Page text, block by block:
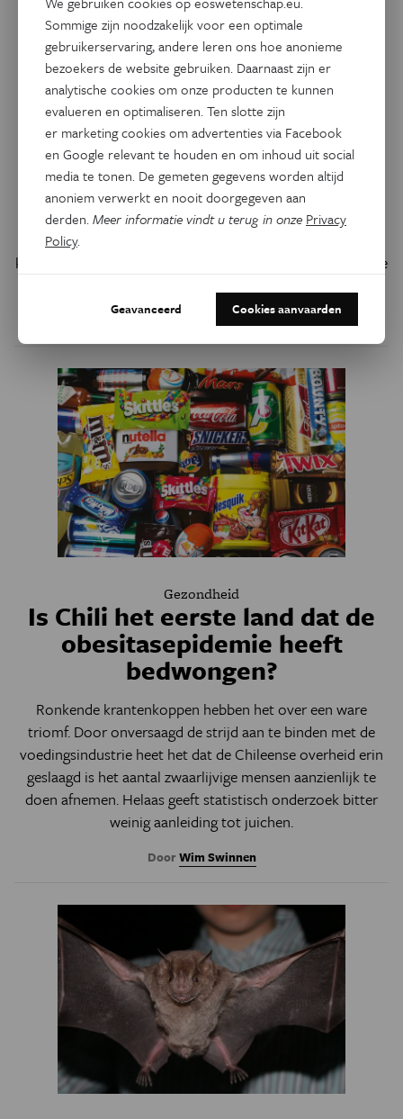
Gezondheid
De meeste mensen stoppen na
twee jaar met Ozempic. Wat
gebeurt er dan met je gewicht
en gezondheid?
Obesitasmedicijnen zoals Ozempic zijn ontwikkeld als
levenslange behandelingen. Een nieuwe studie heeft in
kaart gebracht dat de meeste mensen het medicijn na twee
Gezondheid
Is Chili het eerste land dat de
obesitasepidemie heeft
bedwongen?
Ronkende krantenkoppen hebben het over een ware
triomf. Door onversaagd de strijd aan te binden met de
voedingsindustrie heet het dat de Chileense overheid erin
geslaagd is het aantal zwaarlijvige mensen aanzienlijk te
doen afnemen. Helaas geeft statistisch onderzoek bitter
weinig aanleiding tot juichen.
DoorWim Swinnen
Sommige zijn noodzakelijk voor een optimale
gebruikerservaring, andere leren ons hoe anonieme
bezoekers de website gebruiken. Daarnaast zijn er
analytische cookies om onze producten te kunnen
evalueren en optimaliseren. Ten slotte zijn
er marketing cookies om advertenties via Facebook
en Google relevant te houden en om inhoud uit social
media te tonen. De gemeten gegevens worden altijd
anoniem verwerkt en nooit doorgegeven aan
derden.Meer informatie vindt u terug in onze Privacy
Policy.
Geavanceerd Cookies aanvaarden